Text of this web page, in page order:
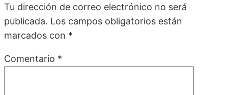
Tu dirección de correo electrónico no será
publicada. Los campos obligatorios están
marcados con *
Comentario *